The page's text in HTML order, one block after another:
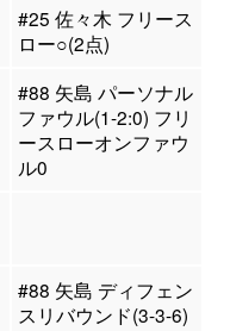
#25 佐々木 フリース
ロー○(2点)
#88 矢島 パーソナル
ファウル(1-2:0) フリ
ースローオンファウ
ル0
#88 矢島 ディフェン
スリバウンド(3-3-6)